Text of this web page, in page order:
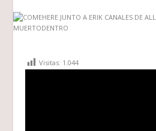
Visitas: 1.044